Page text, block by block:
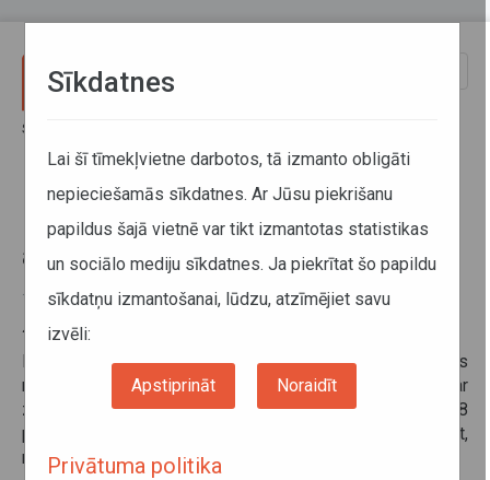
Sākums
Par ziemas riepām un to
aprīkošanu ar ķēdēm Lielbritānijā
11. decembris 2025
Ziemas riepas
Lielbritānijā nav spēkā esošas likumdošanas, kas
reglamentē obligātu kravas transportlīdzekļu aprīkošanu ar
ziemas riepām. Transportlīdzekļiem ar vairāk nekā 8
pasažieru sēdvietām vai kuru pilna masa pārsniedz 3.5 t,
minimālais pieļaujamais riepu protektora dziļums ir 1 mm.
Sīkdatnes
Lai šī tīmekļvietne darbotos, tā izmanto obligāti
nepieciešamās sīkdatnes. Ar Jūsu piekrišanu
papildus šajā vietnē var tikt izmantotas statistikas
un sociālo mediju sīkdatnes. Ja piekrītat šo papildu
sīkdatņu izmantošanai, lūdzu, atzīmējiet savu
izvēli:
Apstiprināt Noraidīt
Privātuma politika